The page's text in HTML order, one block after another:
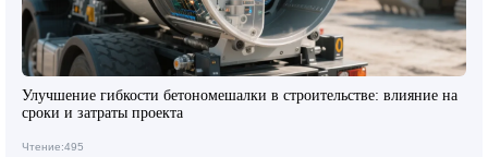
Улучшение гибкости бетономешалки в строительстве: влияние на
сроки и затраты проекта
Чтение:495